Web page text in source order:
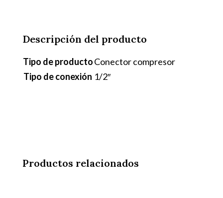
Descripción del producto
Tipo de productoConector compresor
Tipo de conexión 1/2″
Productos relacionados